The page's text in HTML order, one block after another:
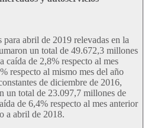
abril de 2019 relevadas en la
un total de 49.672,3 millones
caída de 2,8% respecto al mes
respecto al mismo mes del año
de diciembre de 2016,
un total de 23.097,7 millones de
de 6,4% respecto al mes anterior
a abril de 2018.